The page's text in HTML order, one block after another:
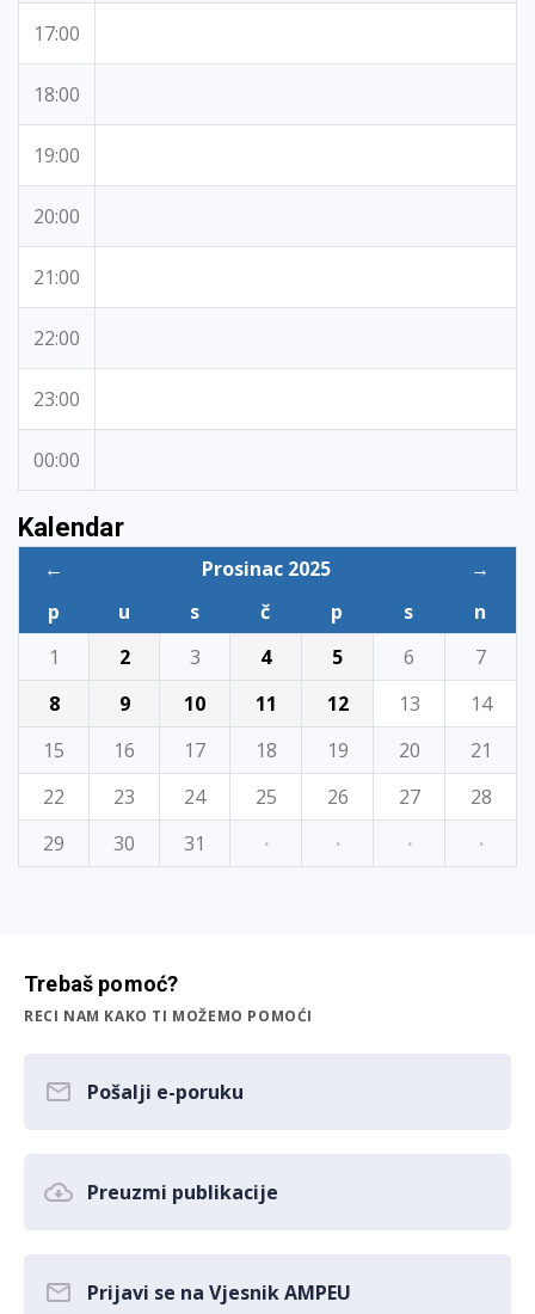
17:00
18:00
19:00
20:00
21:00
22:00
23:00
00:00
Kalendar
← Prosinac 2025
→
p
u s č p s
n
1
2 3 4 5 6
7
8
9 10 11 12 13
14
15
16 17 18 19 20
21
22
23 24 25 26 27
28
29
30 31 · · · ·
Trebaš pomoć?
RECI NAM KAKO TI MOŽEMO POMOĆI
Pošalji e-poruku
Preuzmi publikacije
Prijavi se na Vjesnik AMPEU